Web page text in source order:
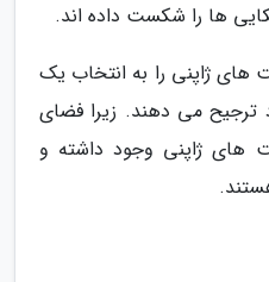
ها را شکست داده اند.
های ژاپنی را به انتخاب یک
ترجیح می دهند. زیرا فضای
های ژاپنی وجود داشته و